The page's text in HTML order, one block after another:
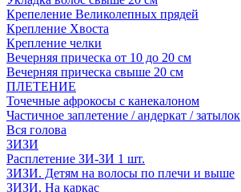
Крепеление Великолепных прядей
Крепление Хвоста
Крепление челки
Вечерняя прическа от 10 до 20 см
Вечерняя прическа свыше 20 см
ПЛЕТЕНИЕ
Точечные афрокосы с канекалоном
Частичное заплетение / андеркат / затылок
Вся голова
ЗИЗИ
Расплетение ЗИ-ЗИ 1 шт.
ЗИЗИ. Детям на волосы по плечи и выше
ЗИЗИ. На каркас